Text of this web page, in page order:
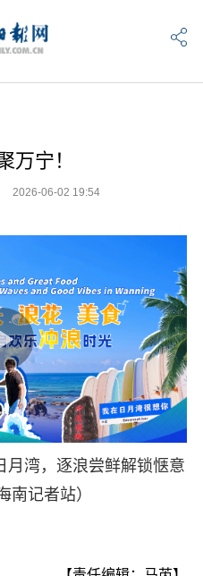
万宁！
2026-06-02 19:54
月湾，逐浪尝鲜解锁惬意
南记者站）